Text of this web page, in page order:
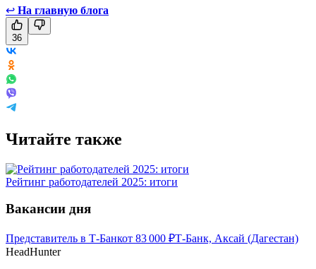
↩ На главную блога
36
Читайте также
Рейтинг работодателей 2025: итоги
Вакансии дня
Представитель в Т-Банкот 83 000 ₽Т-Банк, Аксай (Дагестан)
HeadHunter